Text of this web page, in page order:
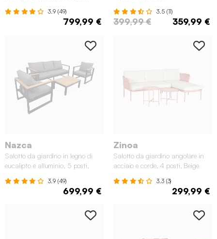
3.9 (49)
799,99 €
3.5 (11)
399,99 € 359,99 €
Nazca
Salotto da giardino in legno di
eucalipto e alluminio, 5 posti,
3.9 (49)
699,99 €
Zinoa
Salotto da giardino angolare in
acciaio e corde, 4 posti, Beige
3.3 (3)
299,99 €